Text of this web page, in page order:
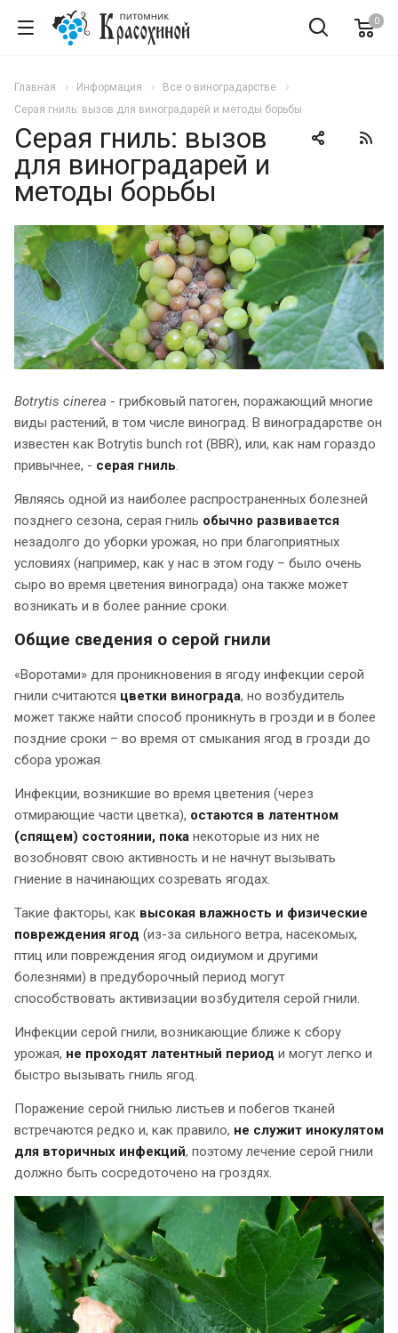
0
Главная Информация
Все о виноградарстве
Серая гниль: вызов для виноградарей и методы борьбы
Серая гниль: вызов
для виноградарей и
методы борьбы
Botrytis cinerea - грибковый патоген, поражающий многие
виды растений, в том числе виноград. В виноградарстве он
известен как Botrytis bunch rot (BBR), или, как нам гораздо
привычнее, - серая гниль.
Являясь одной из наиболее распространенных болезней
позднего сезона, серая гниль обычно развивается
незадолго до уборки урожая, но при благоприятных
условиях (например, как у нас в этом году – было очень
сыро во время цветения винограда) она также может
возникать и в более ранние сроки.
Общие сведения о серой гнили
«Воротами» для проникновения в ягоду инфекции серой
гнили считаются цветки винограда, но возбудитель
может также найти способ проникнуть в грозди и в более
поздние сроки – во время от смыкания ягод в грозди до
сбора урожая.
Инфекции, возникшие во время цветения (через
отмирающие части цветка), остаются в латентном
(спящем) состоянии, пока некоторые из них не
возобновят свою активность и не начнут вызывать
гниение в начинающих созревать ягодах.
Такие факторы, как высокая влажность и физические
повреждения ягод (из-за сильного ветра, насекомых,
птиц или повреждения ягод оидиумом и другими
болезнями) в предуборочный период могут
способствовать активизации возбудителя серой гнили.
Инфекции серой гнили, возникающие ближе к сбору
урожая, не проходят латентный период и могут легко и
быстро вызывать гниль ягод.
Поражение серой гнилью листьев и побегов тканей
встречаются редко и, как правило, не служит инокулятом
для вторичных инфекций, поэтому лечение серой гнили
должно быть сосредоточено на гроздях.